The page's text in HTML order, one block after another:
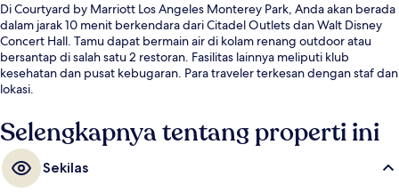
Di Courtyard by Marriott Los Angeles Monterey Park, Anda akan berada
dalam jarak 10 menit berkendara dari Citadel Outlets dan Walt Disney
Concert Hall. Tamu dapat bermain air di kolam renang outdoor atau
bersantap di salah satu 2 restoran. Fasilitas lainnya meliputi klub
kesehatan dan pusat kebugaran. Para traveler terkesan dengan staf dan
lokasi.
Selengkapnya tentang properti ini
Sekilas